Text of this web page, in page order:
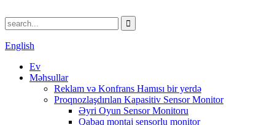
English
Ev
Məhsullar
Reklam və Konfrans Hamısı bir yerdə
Proqnozlaşdırılan Kapasitiv Sensor Monitor
Əyri Oyun Sensor Monitoru
Qabaq montaj sensorlu monitor